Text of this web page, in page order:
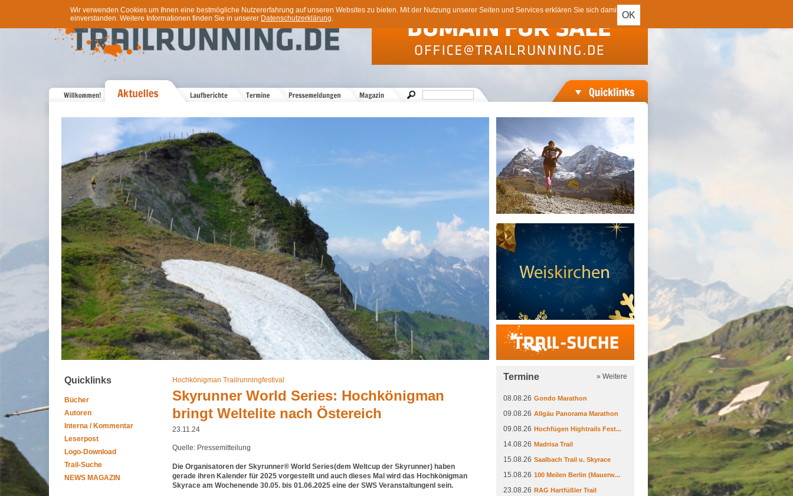
OK
Wir verwenden Cookies um Ihnen eine bestmögliche Nutzererfahrung auf unseren Websites zu bieten. Mit der Nutzung unserer Seiten und Services erklären Sie sich damit
einverstanden. Weitere Informationen finden Sie in unserer Datenschutzerklärung.
Trail-Suche
Quicklinks
Bücher
Autoren
Interna / Kommentar
Leserpost
Logo-Download
Trail-Suche
NEWS MAGAZIN
Hochkönigman Trailrunningfestival
Skyrunner World Series: Hochkönigman
bringt Weltelite nach Östereich
23.11.24
Quelle: Pressemitteilung
Die Organisatoren der Skyrunner® World Series(dem Weltcup der Skyrunner) haben
gerade ihren Kalender für 2025 vorgestellt und auch dieses Mal wird das Hochkönigman
Skyrace am Wochenende 30.05. bis 01.06.2025 eine der SWS Veranstaltungenl sein.
Termine » Weitere
08.08.26 Gondo Marathon
09.08.26 Allgäu Panorama Marathon
09.08.26 Hochfügen Hightrails Fest...
14.08.26 Madrisa Trail
15.08.26 Saalbach Trail u. Skyrace
15.08.26 100 Meilen Berlin (Mauerw...
23.08.26 RAG Hartfüßler Trail